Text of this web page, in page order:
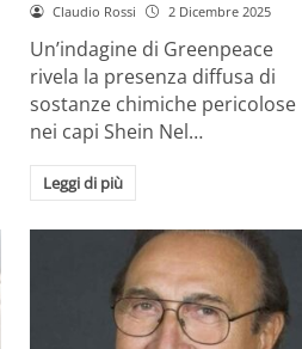
Claudio Rossi 2 Dicembre 2025
Un’indagine di Greenpeace
rivela la presenza diffusa di
sostanze chimiche pericolose
nei capi Shein Nel…
Leggi di più